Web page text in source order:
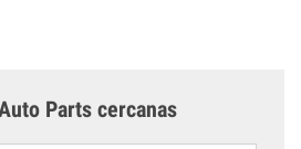
Parts cercanas